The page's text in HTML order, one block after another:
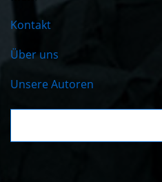
Kontakt
Über uns
Unsere Autoren
Suche: